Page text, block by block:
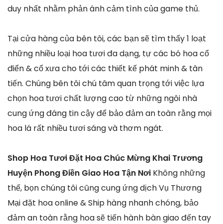
duy nhất nhằm phản ánh cảm tình của game thủ.
Tại cửa hàng của bên tôi, các bạn sẽ tìm thấy 1 loạt
những nhiều loại hoa tươi đa dạng, tự các bó hoa cổ
điển & cổ xưa cho tới các thiết kế phát minh & tân
tiến. Chúng bên tôi chú tâm quan trọng tới việc lựa
chọn hoa tươi chất lượng cao từ những ngôi nhà
cung ứng đáng tin cậy để bảo đảm an toàn rằng mọi
hoa lá rất nhiều tươi sáng và thơm ngát.
Shop Hoa Tươi Đặt Hoa Chúc Mừng Khai Trương
Huyện Phong Điền Giao Hoa Tận Nơi Không những
thế, bọn chúng tôi cũng cung ứng dịch Vụ Thương
Mại đặt hoa online & Ship hàng nhanh chóng, bảo
đảm an toàn rằng hoa sẽ tiến hành bàn giao đến tay